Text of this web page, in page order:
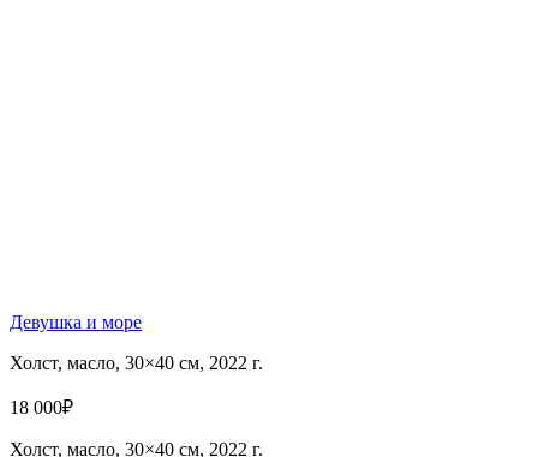
Девушка и море
Холст, масло, 30×40 см, 2022 г.
18 000₽
Холст, масло, 30×40 см, 2022 г.